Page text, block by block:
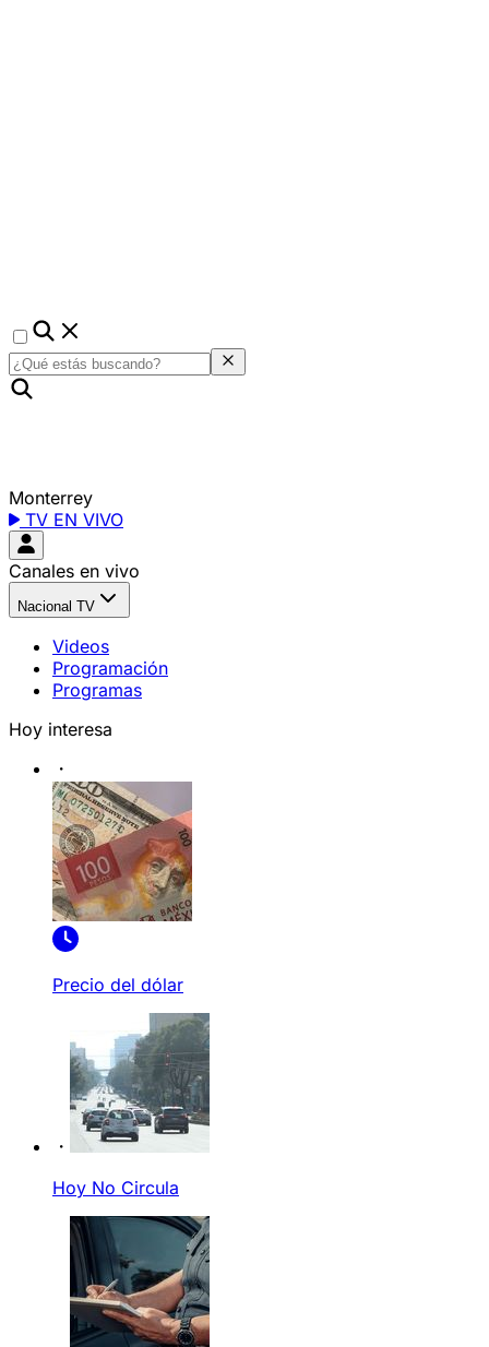
Monterrey
TV EN VIVO
Canales en vivo
Nacional TV
Videos
Programación
Programas
Hoy interesa
Precio del dólar
Hoy No Circula